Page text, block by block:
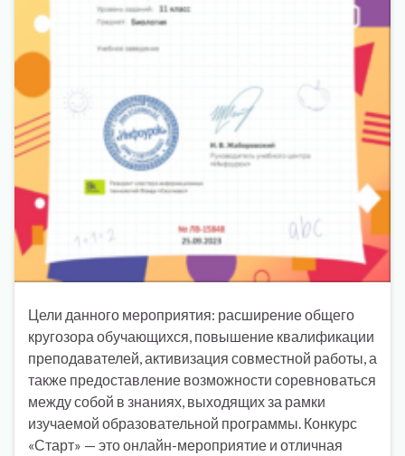
Цели данного мероприятия: расширение общего
кругозора обучающихся, повышение квалификации
преподавателей, активизация совместной работы, а
также предоставление возможности соревноваться
между собой в знаниях, выходящих за рамки
изучаемой образовательной программы. Конкурс
«Старт» — это онлайн-мероприятие и отличная